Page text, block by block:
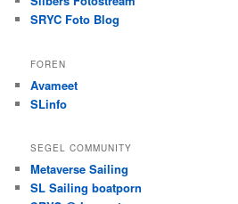
SRYC Foto Blog
FOREN
Avameet
SLinfo
SEGEL COMMUNITY
Metaverse Sailing
SL Sailing boatporn